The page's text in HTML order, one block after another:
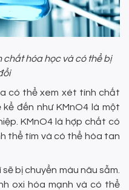
hóa học và có thể bị
có thể xem xét tính chất
đến như KMnO4 là một
KMnO4 là hợp chất có
thể tím và có thể hòa tan
bị chuyển màu nâu sẫm.
oxi hóa mạnh và có thể